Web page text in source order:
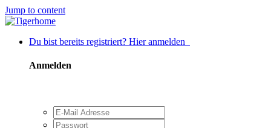
Jump to content
Du bist bereits registriert? Hier anmelden
Anmelden